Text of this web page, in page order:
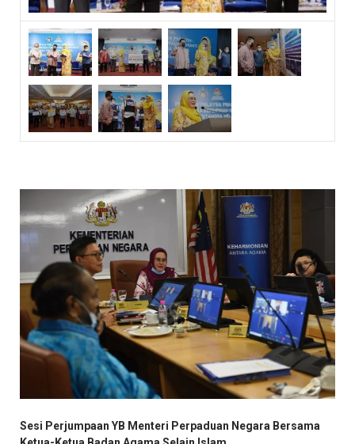
Sesi Perjumpaan YB Menteri Perpaduan Negara Bersama